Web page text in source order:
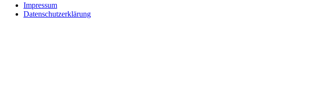
Impressum
Datenschutzerklärung